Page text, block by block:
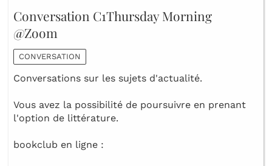
Conversation C1Thursday Morning
@Zoom
CONVERSATION
Conversations sur les sujets d'actualité.
Vous avez la possibilité de poursuivre en prenant
l'option de littérature.
bookclub en ligne :